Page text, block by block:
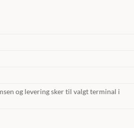
og levering sker til valgt terminal i